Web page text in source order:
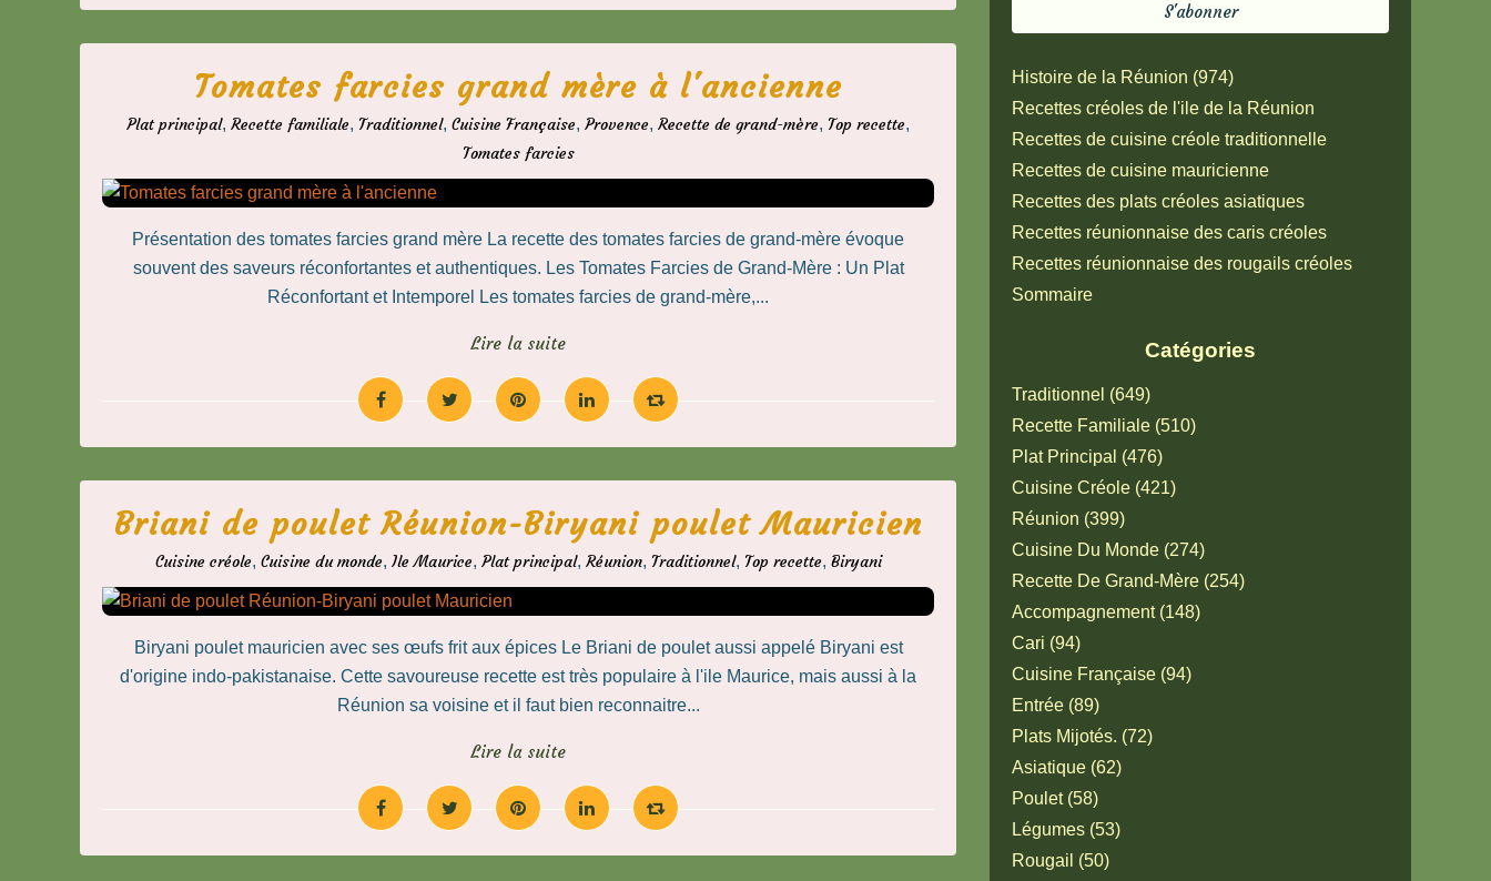
Tomates farcies grand mère à l'ancienne
Plat principal, Recette familiale, Traditionnel, Cuisine Française, Provence, Recette de grand-mère, Top recette,
Tomates farcies
Présentation des tomates farcies grand mère La recette des tomates farcies de grand-mère évoque
souvent des saveurs réconfortantes et authentiques. Les Tomates Farcies de Grand-Mère : Un Plat
Réconfortant et Intemporel Les tomates farcies de grand-mère,...
Lire la suite
Briani de poulet Réunion-Biryani poulet Mauricien
Cuisine créole, Cuisine du monde, Ile Maurice, Plat principal, Réunion, Traditionnel, Top recette, Biryani
Biryani poulet mauricien avec ses œufs frit aux épices Le Briani de poulet aussi appelé Biryani est
d'origine indo-pakistanaise. Cette savoureuse recette est très populaire à l'ile Maurice, mais aussi à la
Réunion sa voisine et il faut bien reconnaitre...
Lire la suite
Catégories
Traditionnel (649)
Recette Familiale (510)
Plat Principal (476)
Cuisine Créole (421)
Réunion (399)
Cuisine Du Monde (274)
Recette De Grand-Mère (254)
Accompagnement (148)
Cari (94)
Cuisine Française (94)
Entrée (89)
Plats Mijotés. (72)
Asiatique (62)
Poulet (58)
Légumes (53)
Rougail (50)
Histoire de la Réunion (974)
Recettes créoles de l'ile de la Réunion
Recettes de cuisine créole traditionnelle
Recettes de cuisine mauricienne
Recettes des plats créoles asiatiques
Recettes réunionnaise des caris créoles
Recettes réunionnaise des rougails créoles
Sommaire